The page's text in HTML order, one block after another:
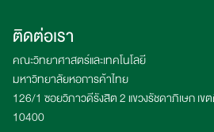
ติดต่อเรา
คณะวิทยาศาสตร์และเทคโนโลยี
มหาวิทยาลัยหอการค้าไทย
126/1 ซอยวิภาวดีรังสิต 2 แขวงรัชดาภิเษก เ
10400